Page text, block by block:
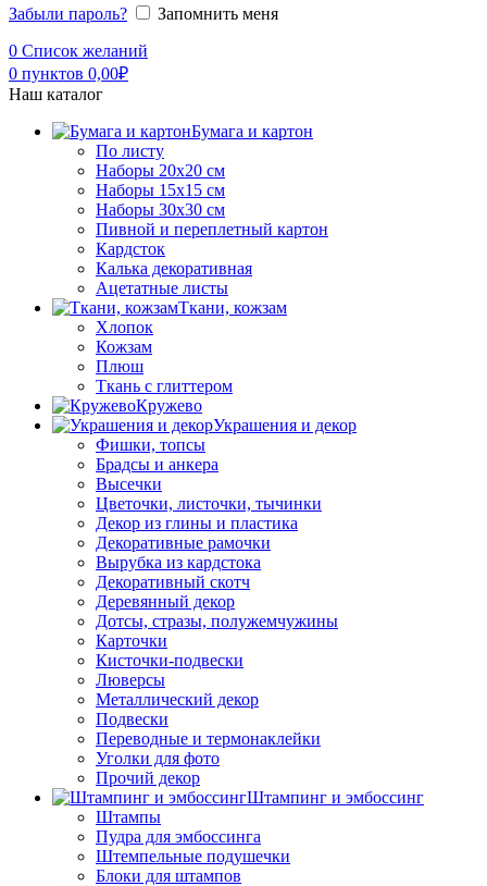
Забыли пароль?
Запомнить меня
0 Список желаний
0 пунктов 0,00₽
Наш каталог
Бумага и картон
По листу
Наборы 20х20 см
Наборы 15х15 см
Наборы 30х30 см
Пивной и переплетный картон
Кардсток
Калька декоративная
Ацетатные листы
Ткани, кожзам
Хлопок
Кожзам
Плюш
Ткань с глиттером
Кружево
Украшения и декор
Фишки, топсы
Брадсы и анкера
Высечки
Цветочки, листочки, тычинки
Декор из глины и пластика
Декоративные рамочки
Вырубка из кардстока
Декоративный скотч
Деревянный декор
Дотсы, стразы, полужемчужины
Карточки
Кисточки-подвески
Люверсы
Металлический декор
Подвески
Переводные и термонаклейки
Уголки для фото
Прочий декор
Штампинг и эмбоссинг
Штампы
Пудра для эмбоссинга
Штемпельные подушечки
Блоки для штампов